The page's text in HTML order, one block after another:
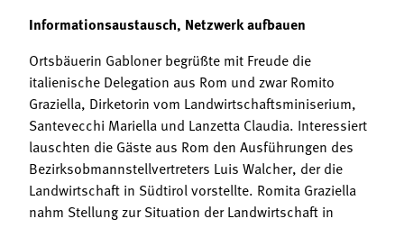
Informationsaustausch, Netzwerk aufbauen
Ortsbäuerin Gabloner begrüßte mit Freude die
italienische Delegation aus Rom und zwar Romito
Graziella, Dirketorin vom Landwirtschaftsminiserium,
Santevecchi Mariella und Lanzetta Claudia. Interessiert
lauschten die Gäste aus Rom den Ausführungen des
Bezirksobmannstellvertreters Luis Walcher, der die
Landwirtschaft in Südtirol vorstellte. Romita Graziella
nahm Stellung zur Situation der Landwirtschaft in